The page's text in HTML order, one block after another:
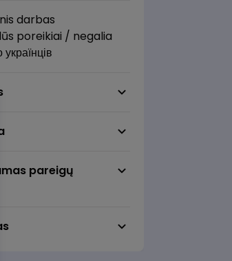
darbas
poreikiai / negalia
pareigų